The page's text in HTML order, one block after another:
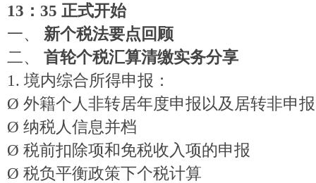
13：35 正式开始
一、 新个税法要点回顾
二、 首轮个税汇算清缴实务分享
1. 境内综合所得申报：
Ø 外籍个人非转居年度申报以及居转非申报
Ø 纳税人信息并档
Ø 税前扣除项和免税收入项的申报
Ø 税负平衡政策下个税计算